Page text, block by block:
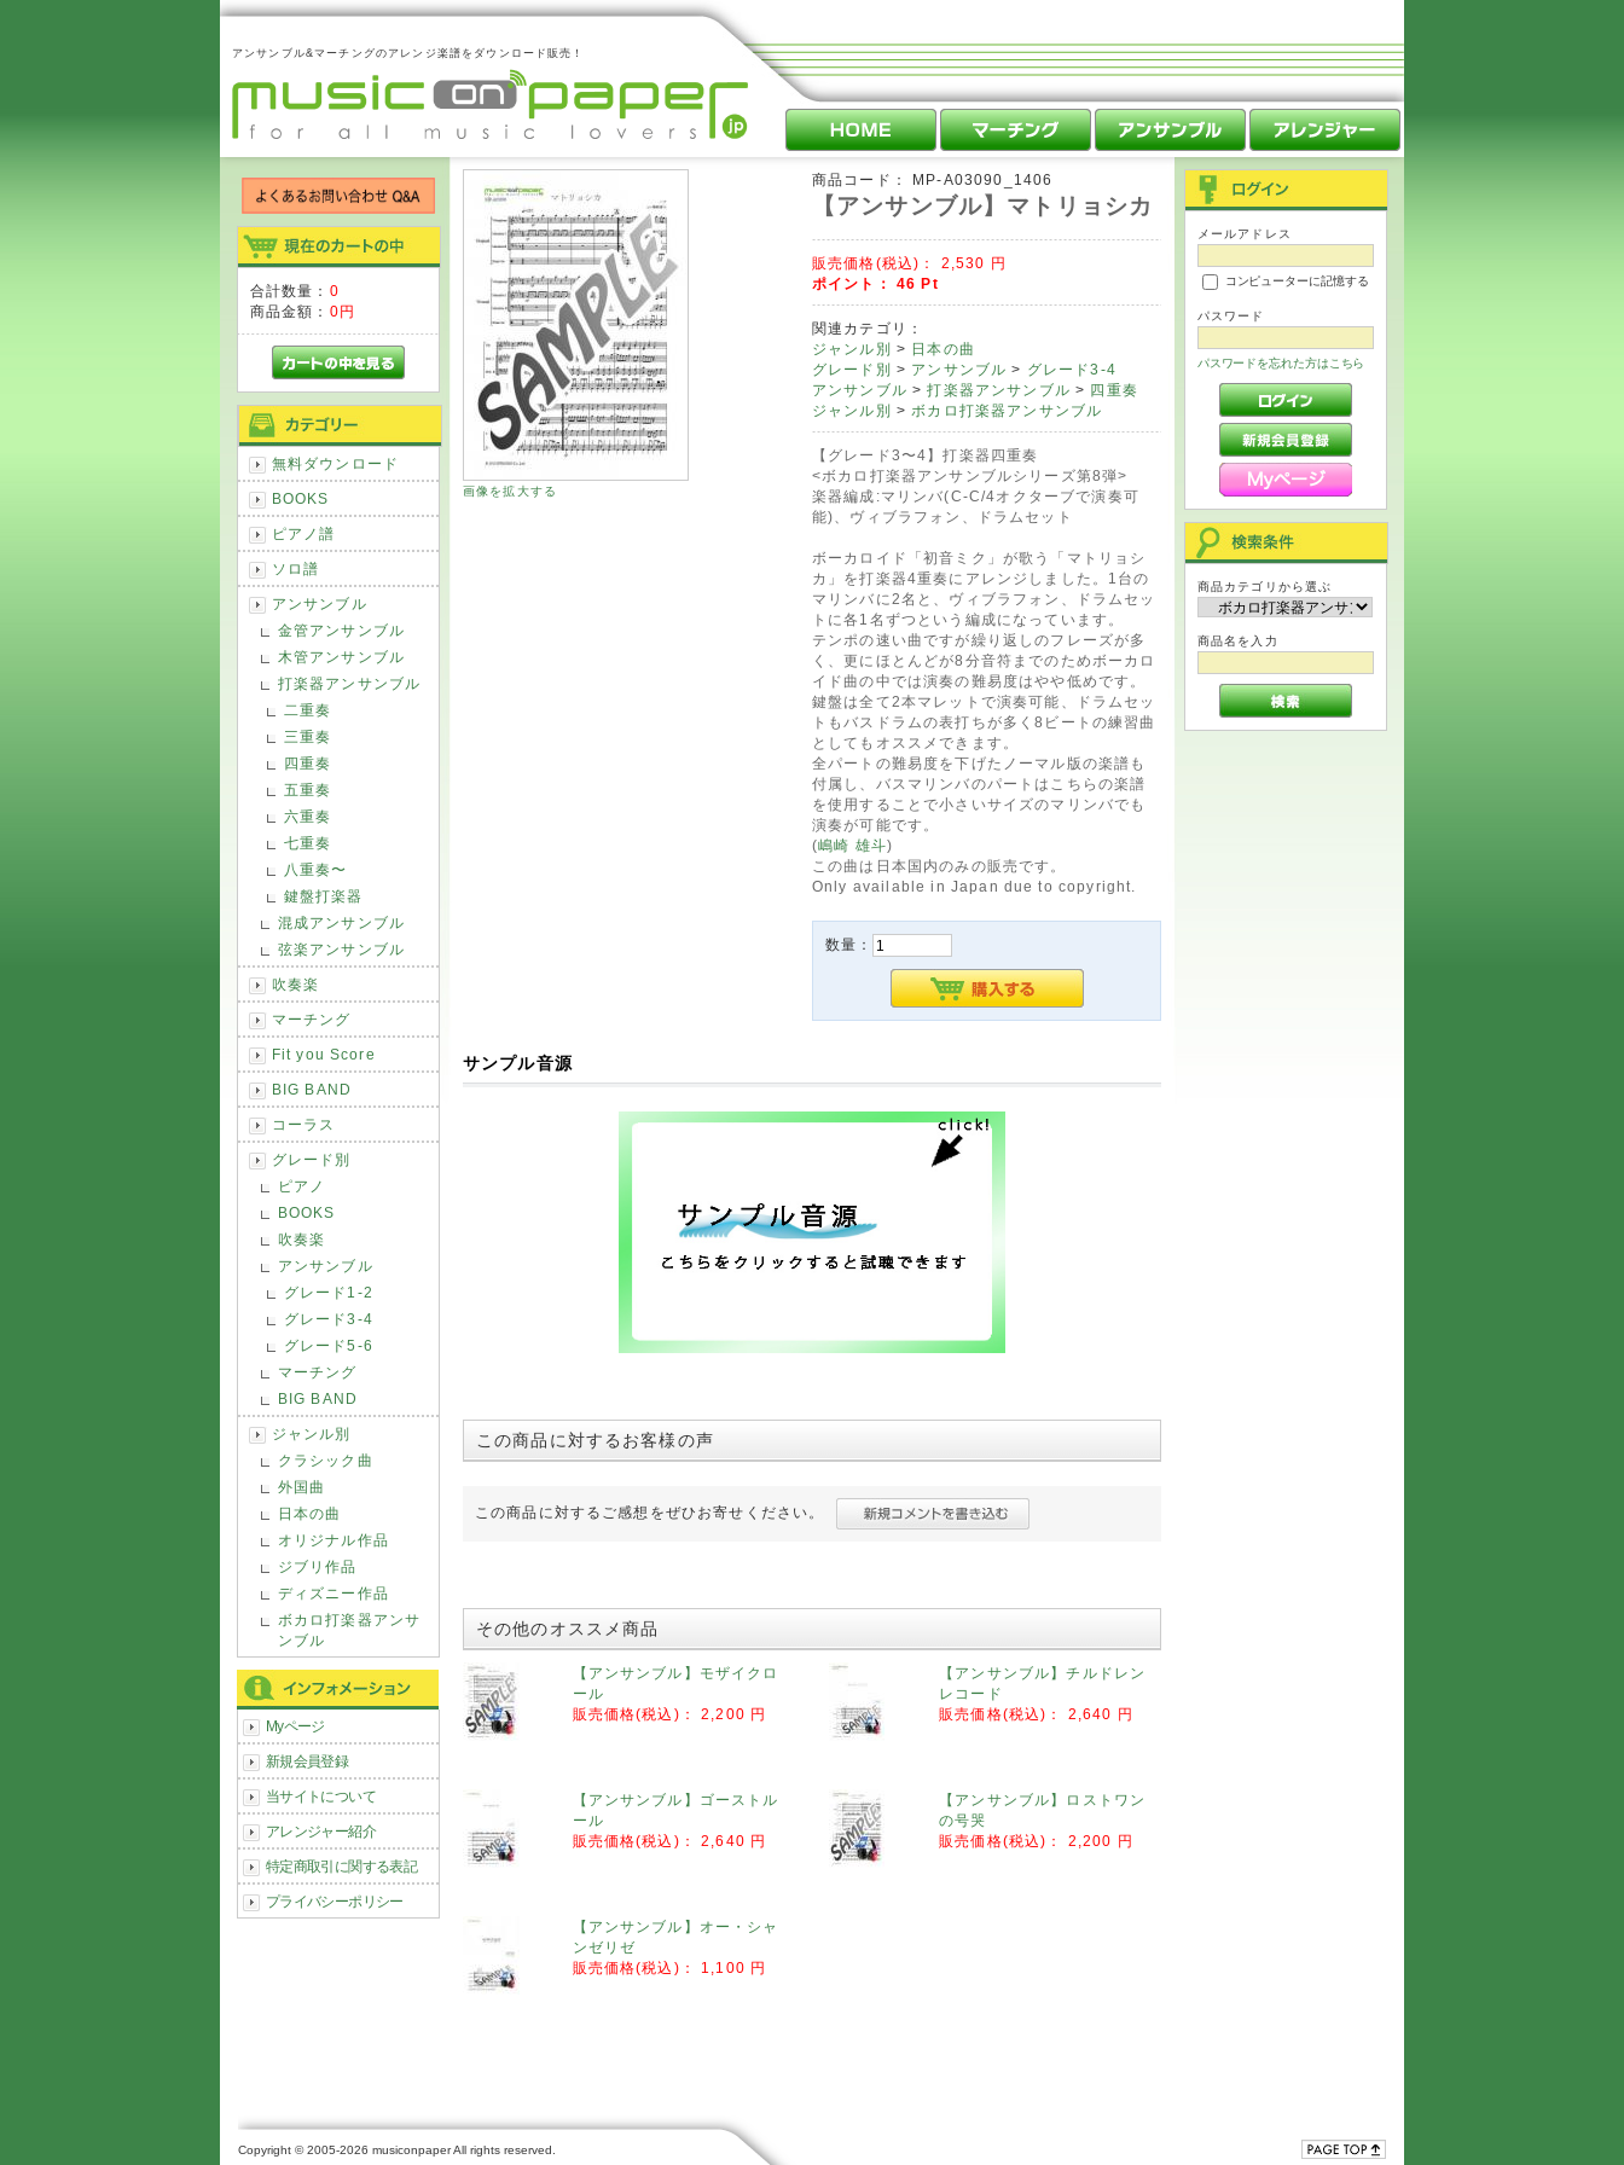
アンサンブル&マーチングのアレンジ楽譜をダウンロード販売！
合計数量： 0
商品金額： 0円
無料ダウンロード
BOOKS
ピアノ譜
ソロ譜
アンサンブル
金管アンサンブル
木管アンサンブル
打楽器アンサンブル
二重奏
三重奏
四重奏
五重奏
六重奏
七重奏
八重奏〜
鍵盤打楽器
混成アンサンブル
弦楽アンサンブル
吹奏楽
マーチング
Fit you Score
BIG BAND
コーラス
グレード別
ピアノ
BOOKS
吹奏楽
アンサンブル
グレード1-2
グレード3-4
グレード5-6
マーチング
BIG BAND
ジャンル別
クラシック曲
外国曲
日本の曲
オリジナル作品
ジブリ作品
ディズニー作品
ボカロ打楽器アンサ
ンブル
Myページ
新規会員登録
当サイトについて
アレンジャー紹介
特定商取引に関する表記
プライバシーポリシー
画像を拡大する
商品コード： MP-A03090_1406
【アンサンブル】マトリョシカ
販売価格(税込)： 2,530 円
ポイント： 46 Pt
関連カテゴリ：
ジャンル別 > 日本の曲
グレード別 > アンサンブル > グレード3-4
アンサンブル >打楽器アンサンブル > 四重奏
ジャンル別 > ボカロ打楽器アンサンブル
【グレード3〜4】打楽器四重奏
<ボカロ打楽器アンサンブルシリーズ第8弾>
楽器編成:マリンバ(C-C/4オクターブで演奏可
能)、ヴィブラフォン、ドラムセット
ボーカロイド「初音ミク」が歌う「マトリョシ
カ」を打楽器4重奏にアレンジしました。1台の
マリンバに2名と、ヴィブラフォン、ドラムセッ
トに各1名ずつという編成になっています。
テンポの速い曲ですが繰り返しのフレーズが多
く、更にほとんどが8分音符までのためボーカロ
イド曲の中では演奏の難易度はやや低めです。
鍵盤は全て2本マレットで演奏可能、ドラムセッ
トもバスドラムの表打ちが多く8ビートの練習曲
としてもオススメできます。
全パートの難易度を下げたノーマル版の楽譜も
付属し、バスマリンバのパートはこちらの楽譜
を使用することで小さいサイズのマリンバでも
演奏が可能です。
(嶋崎 雄斗)
この曲は日本国内のみの販売です。
Only available in Japan due to copyright.
数量：
サンプル音源
この商品に対するお客様の声
この商品に対するご感想をぜひお寄せください。
その他のオススメ商品
【アンサンブル】モザイクロ
ール
販売価格(税込)：
2,200 円
【アンサンブル】チルドレン
レコード
販売価格(税込)：
2,640 円
【アンサンブル】ゴーストル
ール
販売価格(税込)：
2,640 円
【アンサンブル】ロストワン
の号哭
販売価格(税込)：
2,200 円
【アンサンブル】オー・シャ
ンゼリゼ
販売価格(税込)：
1,100 円
メールアドレス
コンピューターに記憶する
パスワード
パスワードを忘れた方はこちら
商品カテゴリから選ぶ
商品名を入力
Copyright © 2005-2026 musiconpaper All rights reserved.